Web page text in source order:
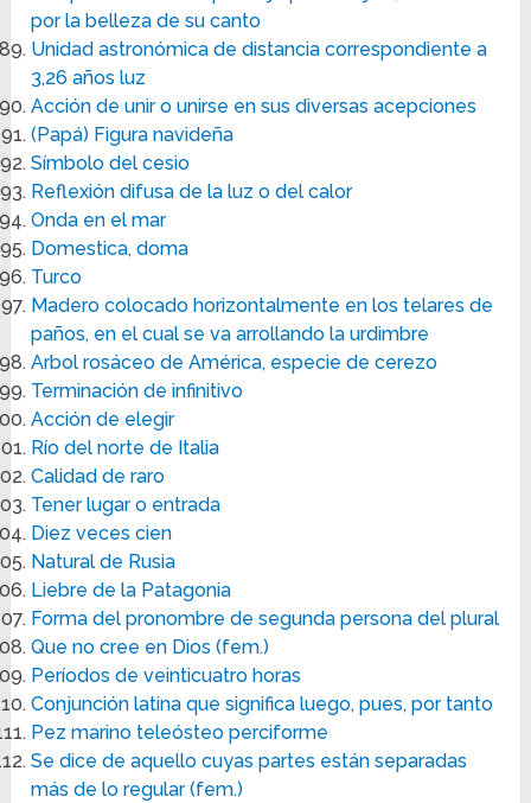
por la belleza de su canto
Unidad astronómica de distancia correspondiente a
3,26 años luz
Acción de unir o unirse en sus diversas acepciones
(Papá) Figura navideña
Símbolo del cesio
Reflexión difusa de la luz o del calor
Onda en el mar
Domestica, doma
Turco
Madero colocado horizontalmente en los telares de
paños, en el cual se va arrollando la urdimbre
Arbol rosáceo de América, especie de cerezo
Terminación de infinitivo
Acción de elegir
Río del norte de Italia
Calidad de raro
Tener lugar o entrada
Diez veces cien
Natural de Rusia
Liebre de la Patagonia
Forma del pronombre de segunda persona del plural
Que no cree en Dios (fem.)
Períodos de veinticuatro horas
Conjunción latina que significa luego, pues, por tanto
Pez marino teleósteo perciforme
Se dice de aquello cuyas partes están separadas
más de lo regular (fem.)